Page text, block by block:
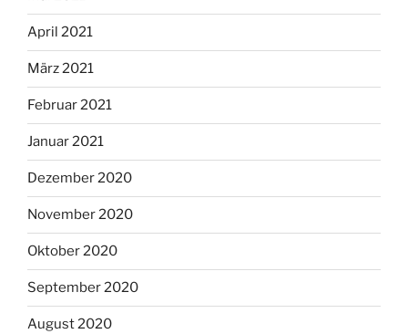
April 2021
März 2021
Februar 2021
Januar 2021
Dezember 2020
November 2020
Oktober 2020
September 2020
August 2020